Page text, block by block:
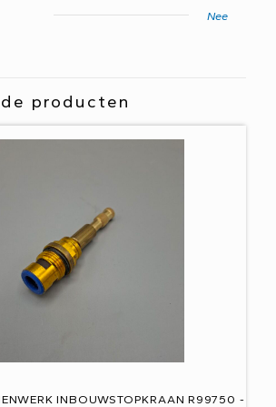
Nee
producten
INBOUWSTOPKRAAN R99750 -